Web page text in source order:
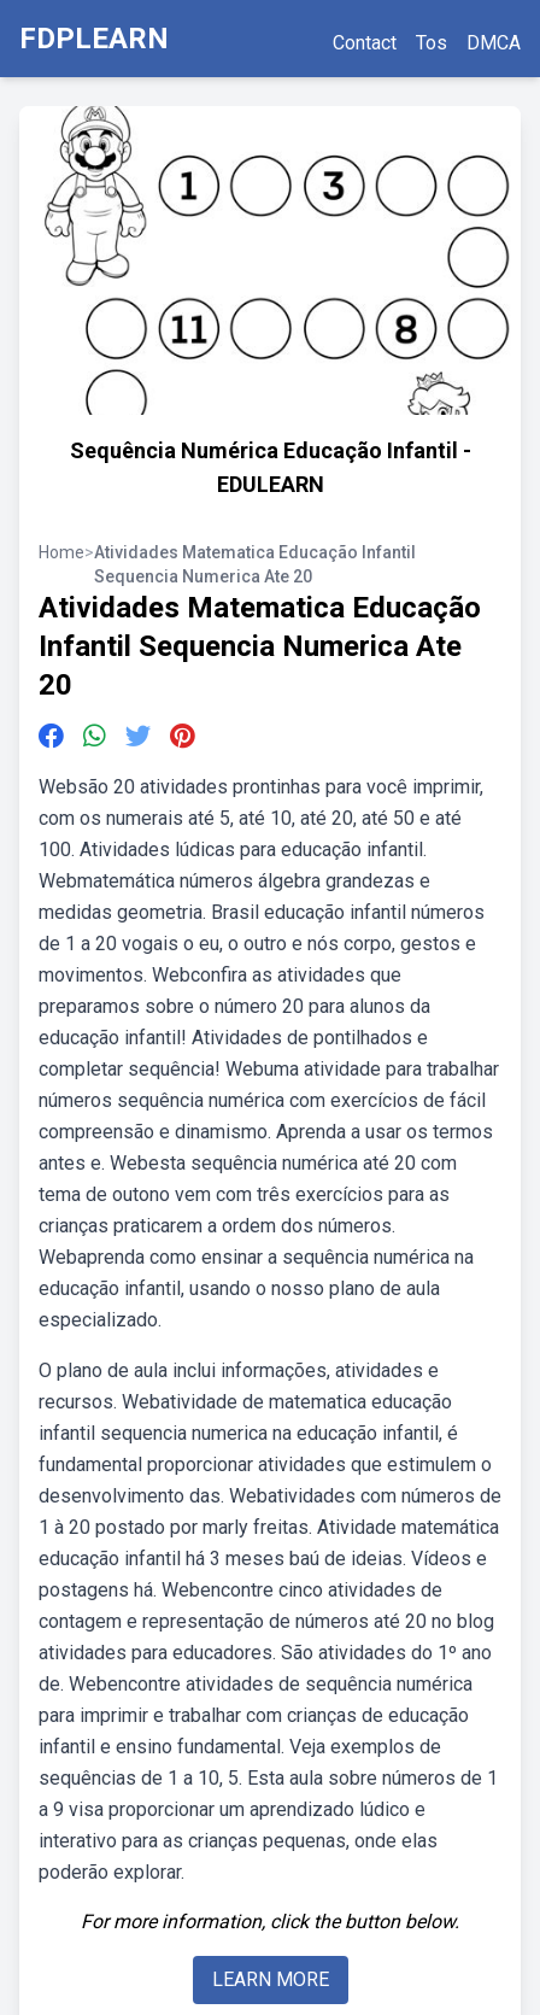
FDPLEARN Contact Tos DMCA
Sequência Numérica Educação Infantil -
EDULEARN
Home>Atividades Matematica Educação Infantil
Sequencia Numerica Ate 20
Atividades Matematica Educação
Infantil Sequencia Numerica Ate
20
Websão 20 atividades prontinhas para você imprimir,
com os numerais até 5, até 10, até 20, até 50 e até
100. Atividades lúdicas para educação infantil.
Webmatemática números álgebra grandezas e
medidas geometria. Brasil educação infantil números
de 1 a 20 vogais o eu, o outro e nós corpo, gestos e
movimentos. Webconfira as atividades que
preparamos sobre o número 20 para alunos da
educação infantil! Atividades de pontilhados e
completar sequência! Webuma atividade para trabalhar
números sequência numérica com exercícios de fácil
compreensão e dinamismo. Aprenda a usar os termos
antes e. Webesta sequência numérica até 20 com
tema de outono vem com três exercícios para as
crianças praticarem a ordem dos números.
Webaprenda como ensinar a sequência numérica na
educação infantil, usando o nosso plano de aula
especializado.
O plano de aula inclui informações, atividades e
recursos. Webatividade de matematica educação
infantil sequencia numerica na educação infantil, é
fundamental proporcionar atividades que estimulem o
desenvolvimento das. Webatividades com números de
1 à 20 postado por marly freitas. Atividade matemática
educação infantil há 3 meses baú de ideias. Vídeos e
postagens há. Webencontre cinco atividades de
contagem e representação de números até 20 no blog
atividades para educadores. São atividades do 1º ano
de. Webencontre atividades de sequência numérica
para imprimir e trabalhar com crianças de educação
infantil e ensino fundamental. Veja exemplos de
sequências de 1 a 10, 5. Esta aula sobre números de 1
a 9 visa proporcionar um aprendizado lúdico e
interativo para as crianças pequenas, onde elas
poderão explorar.
For more information, click the button below.
LEARN MORE